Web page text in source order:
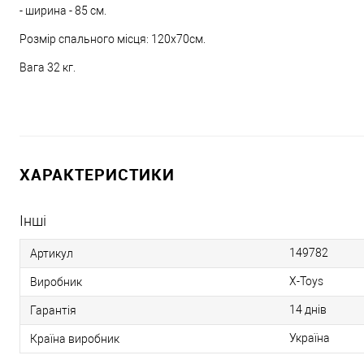
- ширина - 85 см.
Розмір спального місця: 120х70см.
Вага 32 кг.
ХАРАКТЕРИСТИКИ
Інші
Артикул 149782
Виробник X-Toys
Гарантія 14 днів
Країна виробник Україна